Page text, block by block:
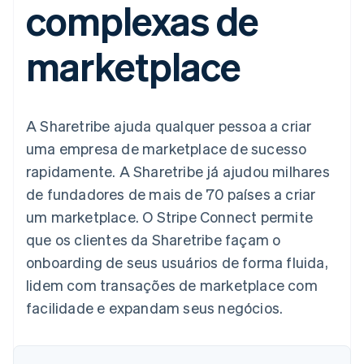
Formas de
pagamento
Acesso a mais
de 125
Terminal
Authorization
Otimizações
de aceitação
Link
Checkout
acelerado
Connections
Dados de
vinculadas
Automação
contábil
Stripe Sigma
Relatórios
personalizados
de dados
Mais
Marketplaces
Gestão dos valores
Plataformas
SaaS
Por setor
Empresas de IA
Economia de criadores
Jogos
Hospitalidade, viagens
Seguros
Mídia e entretenimento
Organizações sem fins
lucrativos
Serviços profissionais
Varejo
Gerenciar assinaturas
Ofereça cobrança por
uso
Emita cartões
respaldados por
stablecoins
Recursos
Integrações de
aplicativos
Exemplos de códigos
Blog de
desenvolvedores
Status da API
Plano de ação do
produto
Conferência anual das
sessões
Carreiras
Contato
Fale com a equipe de
vendas
Seja um parceiro
complexas de
marketplace
A Sharetribe ajuda qualquer pessoa a criar
uma empresa de marketplace de sucesso
rapidamente. A Sharetribe já ajudou milhares
de fundadores de mais de 70 países a criar
um marketplace. O Stripe Connect permite
que os clientes da Sharetribe façam o
onboarding de seus usuários de forma fluida,
lidem com transações de marketplace com
facilidade e expandam seus negócios.